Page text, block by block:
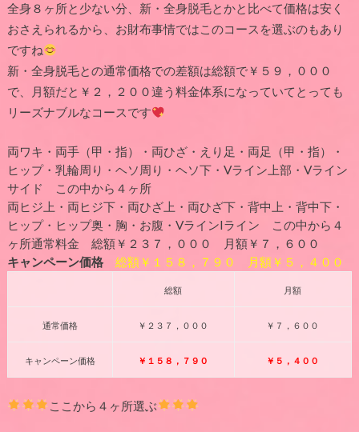
全身８ヶ所と少ない分、新・全身脱毛とかと比べて価格は安く
おさえられるから、お財布事情ではこのコースを選ぶのもあり
ですね
新・全身脱毛との通常価格での差額は総額で￥５９，０００
で、月額だと￥２，２００違う料金体系になっていてとっても
リーズナブルなコースです
両ワキ・両手（甲・指）・両ひざ・えり足・両足（甲・指）・
ヒップ・乳輪周り・ヘソ周り・ヘソ下・Vライン上部・Vライン
サイド この中から４ヶ所
両ヒジ上・両ヒジ下・両ひざ上・両ひざ下・背中上・背中下・
ヒップ・ヒップ奥・胸・お腹・VラインIライン この中から４
ヶ所通常料金 総額￥２３７，０００ 月額￥７，６００
キャンペーン価格
総額￥１５８，７９０ 月額￥５，４００
総額 月額
通常価格 ￥２３７，０００ ￥７，６００
キャンペーン価格 ￥１５８，７９０ ￥５，４００
ここから４ヶ所選ぶ